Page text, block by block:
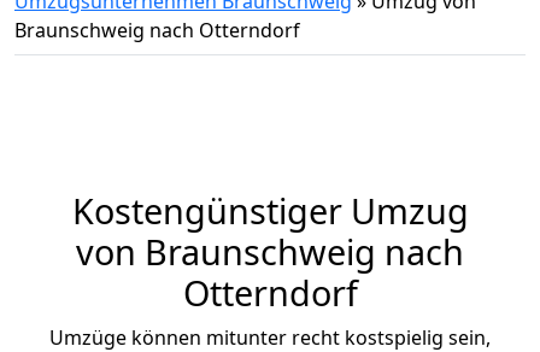
Braunschweig nach Otterndorf
Kostengünstiger Umzug
von Braunschweig nach
Otterndorf
Umzüge können mitunter recht kostspielig sein,